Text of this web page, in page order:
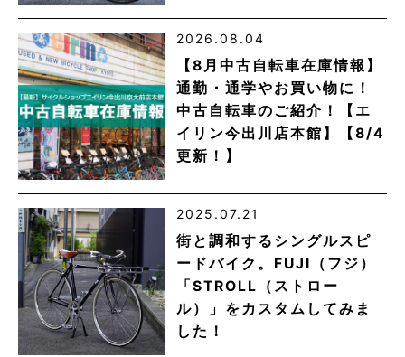
2026.08.04
【8月中古自転車在庫情報】
通勤・通学やお買い物に！
中古自転車のご紹介！【エ
イリン今出川店本館】【8/4
更新！】
2025.07.21
街と調和するシングルスピ
ードバイク。FUJI（フジ）
「STROLL（ストロー
ル）」をカスタムしてみま
した！